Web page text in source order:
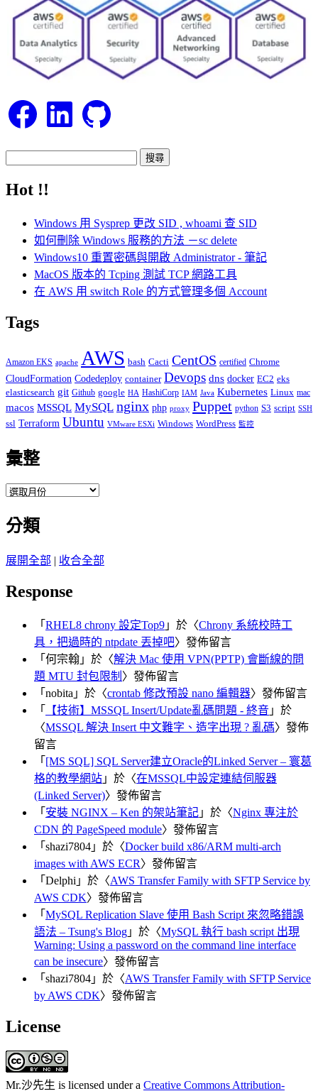
FacebookLinkedIn GitHub
關
Hot !!
Windows 用 Sysprep 更改 SID , whoami 查 SID
如何刪除 Windows 服務的方法 －sc delete
Windows10 重置密碼與開啟 Administrator - 筆記
MacOS 版本的 Tcping 測試 TCP 網路工具
在 AWS 用 switch Role 的方式管理多個 Account
Tags
Amazon EKS apache AWS bash Cacti CentOS certified Chrome
CloudFormation Codedeploy container Devops dns docker EC2 eks
elasticsearch git Github google HA HashiCorp IAM Java Kubernetes Linux mac
macos MSSQL MySQL nginx php proxy Puppet python S3 script SSH
ssl Terraform Ubuntu VMware ESXi Windows WordPress 監控
彙整
彙
分類
展開全部 | 收合全部
Response
「 RHEL8 chrony 設定Top9 」於〈Chrony 系統校時工
具，把過時的 ntpdate 丟掉吧〉發佈留言
「 何宗翰 」於〈解決 Mac 使用 VPN(PPTP) 會斷線的問
題 MTU 封包限制 〉發佈留言
「 nobita 」於〈crontab 修改預設 nano 編輯器〉發佈留言
「
【技術】MSSQL Insert/Update亂碼問題 - 終音 」於
〈MSSQL 解決 Insert 中文難字、造字出現 ? 亂碼〉發佈
留言
「 [MS SQL] SQL Server建立Oracle的Linked Server – 寰葛
格的教學網站 」於〈在MSSQL中設定連結伺服器
(Linked Server)〉發佈留言
「 安裝 NGINX – Ken 的架站筆記 」於〈Nginx 專注於
CDN 的 PageSpeed module〉發佈留言
「 shazi7804 」於〈Docker build x86/ARM multi-arch
images with AWS ECR〉發佈留言
「 Delphi 」於〈AWS Transfer Family with SFTP Service by
AWS CDK〉發佈留言
「 MySQL Replication Slave 使用 Bash Script 來忽略錯誤
語法 – Tsung's Blog 」於〈MySQL 執行 bash script 出現
Warning: Using a password on the command line interface
can be insecure〉發佈留言
「 shazi7804 」於〈AWS Transfer Family with SFTP Service
by AWS CDK〉發佈留言
License
Mr.沙先生 is licensed under a Creative Commons Attribution-